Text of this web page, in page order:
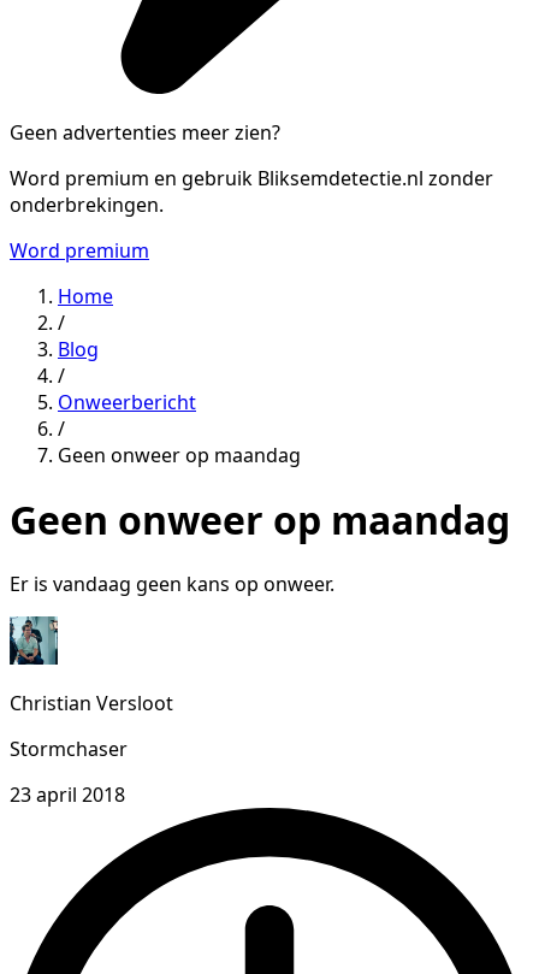
Geen advertenties meer zien?
Word premium en gebruik Bliksemdetectie.nl zonder
onderbrekingen.
Word premium
Home
/
Blog
/
Onweerbericht
/
Geen onweer op maandag
Geen onweer op maandag
Er is vandaag geen kans op onweer.
Christian Versloot
Stormchaser
23 april 2018